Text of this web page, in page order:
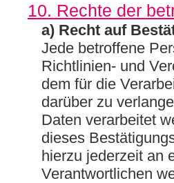
10. Rechte der
a) Recht auf
Jede betroffene
Richtlinien- und
dem für die
darüber zu
Daten verarbeitet
dieses
hierzu jederzeit an
Verantwortlichen